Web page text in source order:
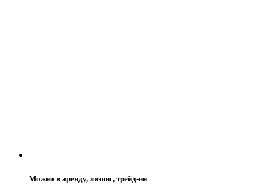
Можно в аренду, лизинг, трейд-ин